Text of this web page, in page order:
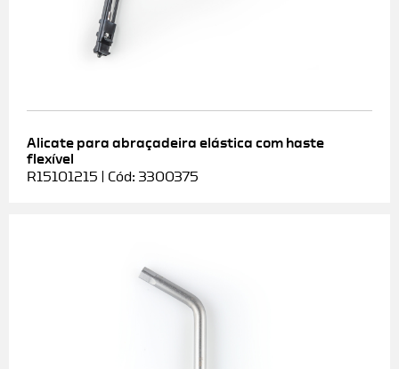
Alicate para abraçadeira elástica com haste
flexível
R15101215 | Cód: 3300375